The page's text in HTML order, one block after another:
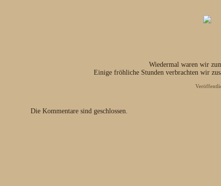
Wiedermal waren wir
Einige fröhliche Stunden verbrachten wir
Die Kommentare sind geschlossen.